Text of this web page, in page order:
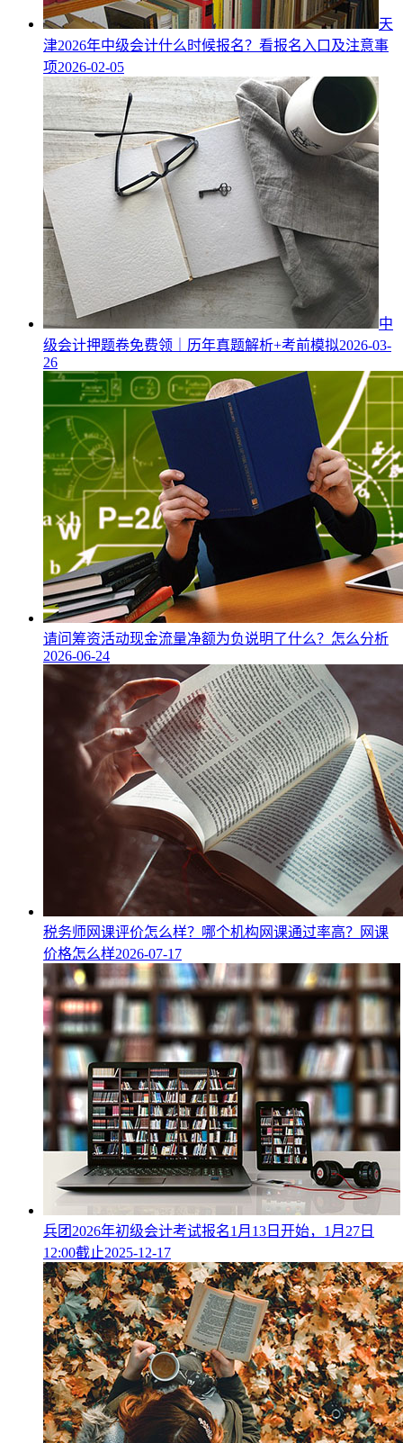
天
津2026年中级会计什么时候报名？看报名入口及注意事
项2026-02-05
中
级会计押题卷免费领｜历年真题解析+考前模拟2026-03-
26
请问筹资活动现金流量净额为负说明了什么？怎么分析
2026-06-24
税务师网课评价怎么样？哪个机构网课通过率高？网课
价格怎么样2026-07-17
兵团2026年初级会计考试报名1月13日开始，1月27日
12:00截止2025-12-17